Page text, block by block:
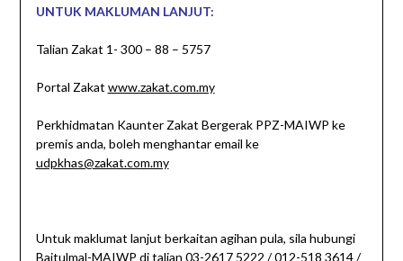
UNTUK MAKLUMAN LANJUT:
Talian Zakat 1- 300 – 88 – 5757
Portal Zakat www.zakat.com.my
Perkhidmatan Kaunter Zakat Bergerak PPZ-MAIWP ke
premis anda, boleh menghantar email ke
udpkhas@zakat.com.my
Untuk maklumat lanjut berkaitan agihan pula, sila hubungi
Baitulmal-MAIWP di talian 03-2617 5222 /012-518 3614/